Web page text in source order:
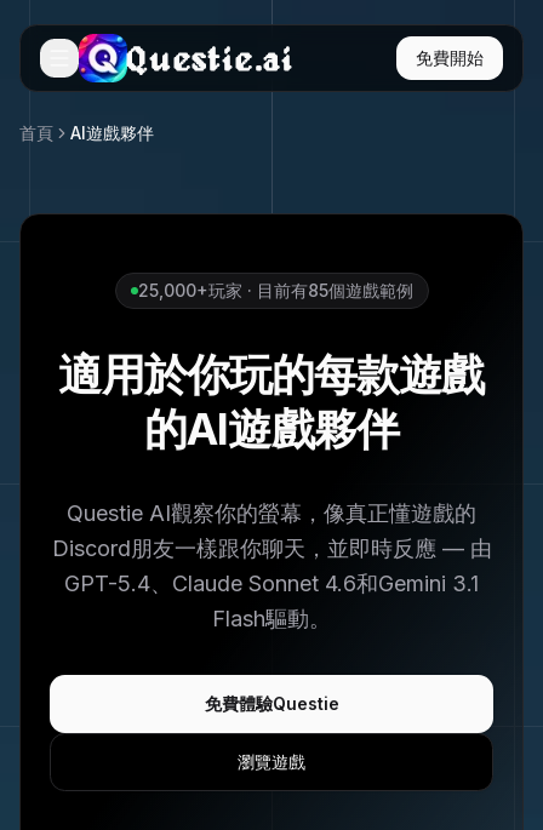
Questie.ai 免費開始
首頁 AI遊戲夥伴
25,000+玩家 · 目前有85個遊戲範例
適用於你玩的每款遊戲
的AI遊戲夥伴
Questie AI觀察你的螢幕，像真正懂遊戲的
Discord朋友一樣跟你聊天，並即時反應 — 由
GPT-5.4、Claude Sonnet 4.6和Gemini 3.1
Flash驅動。
免費體驗Questie
瀏覽遊戲